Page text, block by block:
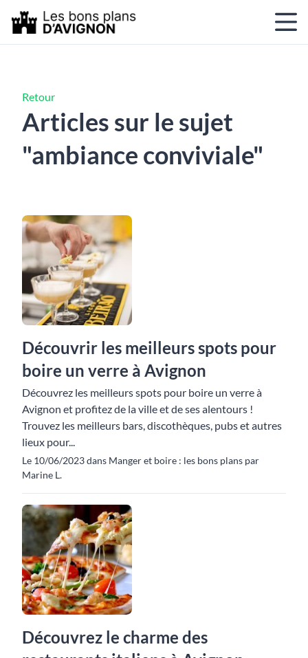
Retour
Articles sur le sujet
"ambiance conviviale"
Découvrir les meilleurs spots pour
boire un verre à Avignon
Découvrez les meilleurs spots pour boire un verre à
Avignon et profitez de la ville et de ses alentours !
Trouvez les meilleurs bars, discothèques, pubs et autres
lieux pour...
Le 10/06/2023 dans Manger et boire : les bons plans par
Marine L.
Découvrez le charme des